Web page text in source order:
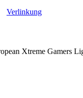
Verlinkung
Xtreme Gamers